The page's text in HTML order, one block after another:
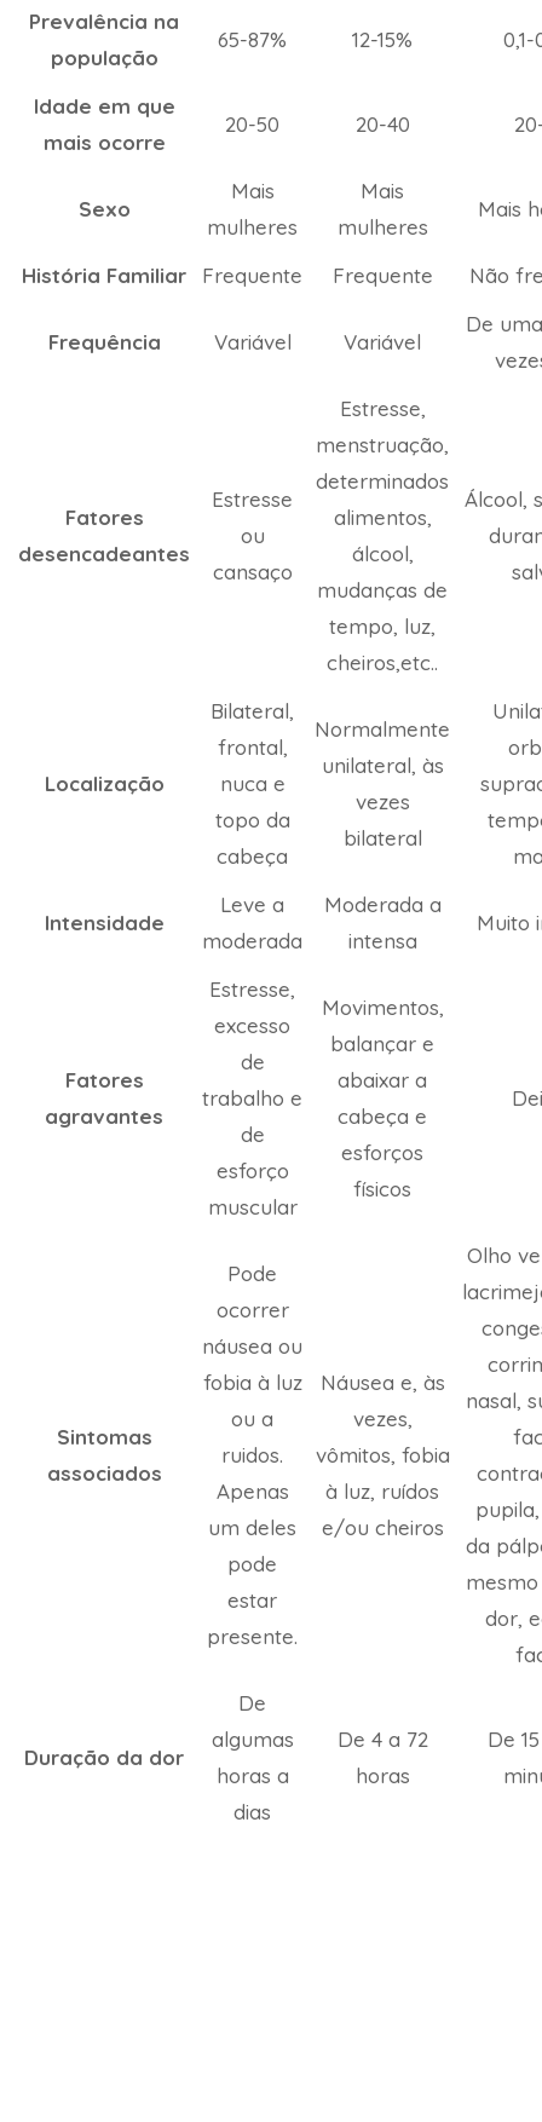
Prevalência na
população
65-87% 12-15% 0,1-
Idade em que
mais ocorre
20-50 20-40
Sexo
Mais
mulheres
Mais
mulheres
Mais
História Familiar Frequente Frequente Não
Frequência Variável Variável
De
Fatores
desencadeantes
Estresse
ou
cansaço
Estresse,
menstruação,
determinados
alimentos,
álcool,
mudanças de
tempo, luz,
cheiros,etc..
Álcool,
Localização
Bilateral,
frontal,
nuca e
topo da
cabeça
Normalmente
unilateral, às
vezes
bilateral
Intensidade
Leve a
moderada
Moderada a
intensa
Muito
Fatores
agravantes
Estresse,
excesso
de
trabalho e
de
esforço
muscular
Movimentos,
balançar e
abaixar a
cabeça e
esforços
físicos
Sintomas
associados
Pode
ocorrer
náusea ou
fobia à luz
ou a
ruidos.
Apenas
um deles
pode
estar
presente.
Náusea e, às
vezes,
vômitos, fobia
à luz, ruídos
e/ou cheiros
Olho
nasal,
da
dor,
Duração da dor
De
algumas
horas a
dias
De 4 a 72
horas
De